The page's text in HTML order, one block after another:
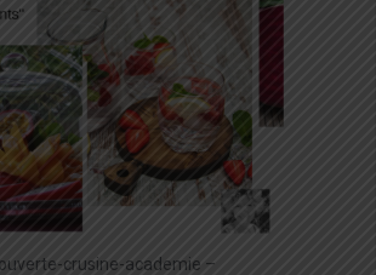
crusine-academie –